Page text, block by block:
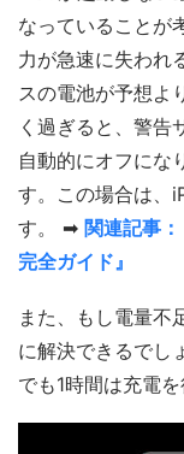
なっていることが
力が急速に失われ
スの電池が予想よ
く過ぎると、警告
自動的にオフにな
す。この場合は、
す。 ➡ 関連記事
完全ガイド』
また、もし電量不
に解決できるでし
でも1時間は充電